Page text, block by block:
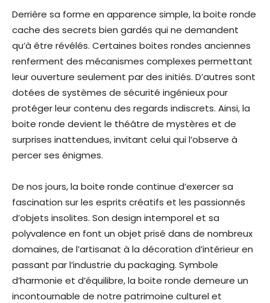
Derrière sa forme en apparence simple, la boite ronde
cache des secrets bien gardés qui ne demandent
qu’à être révélés. Certaines boites rondes anciennes
renferment des mécanismes complexes permettant
leur ouverture seulement par des initiés. D’autres sont
dotées de systèmes de sécurité ingénieux pour
protéger leur contenu des regards indiscrets. Ainsi, la
boite ronde devient le théâtre de mystères et de
surprises inattendues, invitant celui qui l’observe à
percer ses énigmes.
De nos jours, la boite ronde continue d’exercer sa
fascination sur les esprits créatifs et les passionnés
d’objets insolites. Son design intemporel et sa
polyvalence en font un objet prisé dans de nombreux
domaines, de l’artisanat à la décoration d’intérieur en
passant par l’industrie du packaging. Symbole
d’harmonie et d’équilibre, la boite ronde demeure un
incontournable de notre patrimoine culturel et